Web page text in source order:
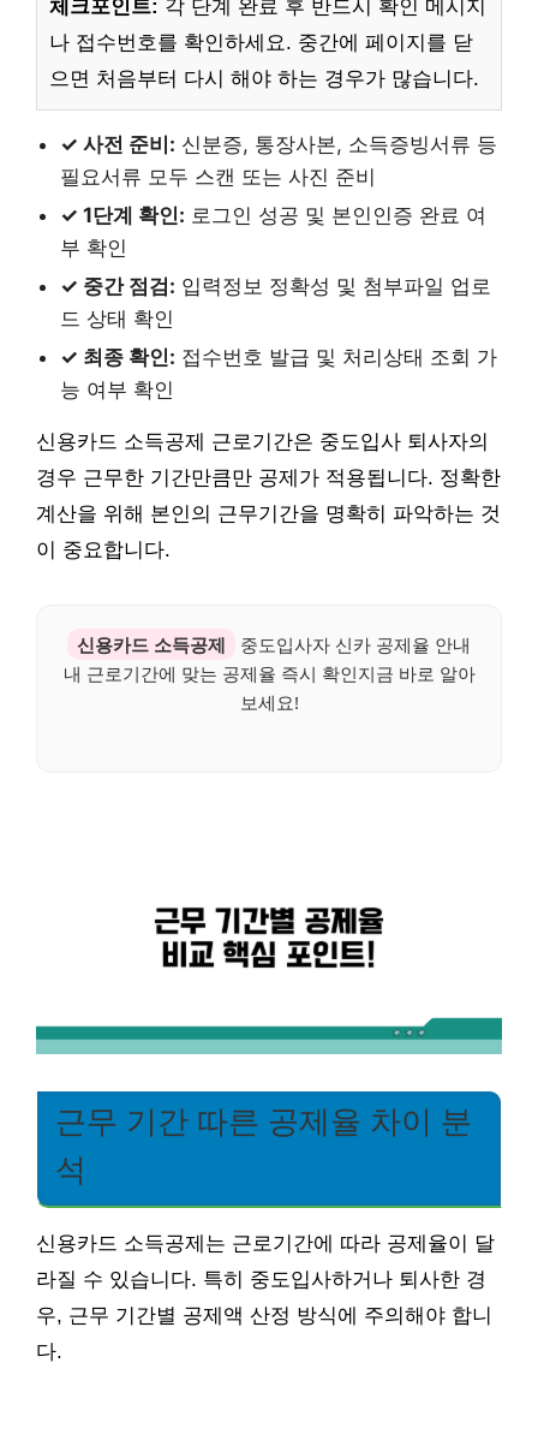
체크포인트: 각 단계 완료 후 반드시 확인 메시지
나 접수번호를 확인하세요. 중간에 페이지를 닫
으면 처음부터 다시 해야 하는 경우가 많습니다.
✓ 사전 준비: 신분증, 통장사본, 소득증빙서류 등
필요서류 모두 스캔 또는 사진 준비
✓ 1단계 확인: 로그인 성공 및 본인인증 완료 여
부 확인
✓ 중간 점검: 입력정보 정확성 및 첨부파일 업로
드 상태 확인
✓ 최종 확인: 접수번호 발급 및 처리상태 조회 가
능 여부 확인
신용카드 소득공제 근로기간은 중도입사 퇴사자의
경우 근무한 기간만큼만 공제가 적용됩니다. 정확한
계산을 위해 본인의 근무기간을 명확히 파악하는 것
이 중요합니다.
신용카드 소득공제
중도입사자 신카 공제율 안내
내 근로기간에 맞는 공제율 즉시 확인지금 바로 알아
보세요!
근무 기간 따른 공제율 차이 분
석
신용카드 소득공제는 근로기간에 따라 공제율이 달
라질 수 있습니다. 특히 중도입사하거나 퇴사한 경
우, 근무 기간별 공제액 산정 방식에 주의해야 합니
다.